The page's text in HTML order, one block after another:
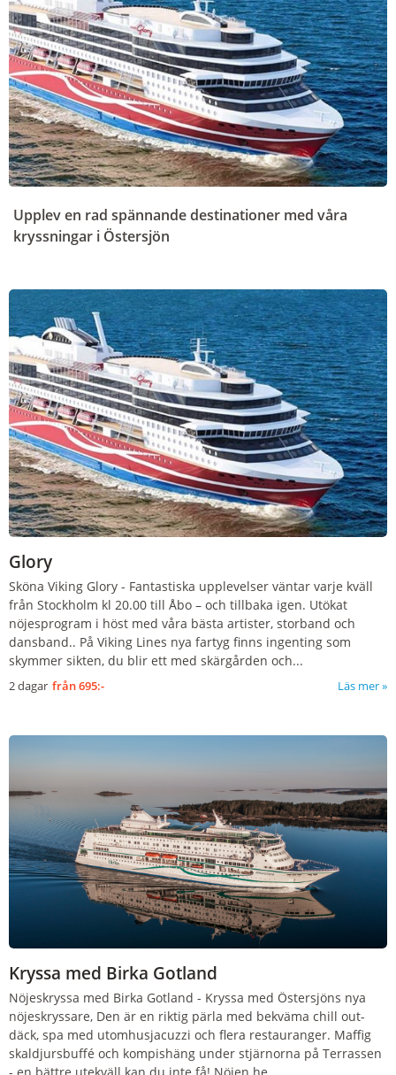
Upplev en rad spännande destinationer med våra
kryssningar i Östersjön
Glory
Sköna Viking Glory - Fantastiska upplevelser väntar varje kväll
från Stockholm kl 20.00 till Åbo – och tillbaka igen. Utökat
nöjesprogram i höst med våra bästa artister, storband och
dansband.. På Viking Lines nya fartyg finns ingenting som
skymmer sikten, du blir ett med skärgården och...
2 dagar från695:- Läs mer
Kryssa med Birka Gotland
Nöjeskryssa med Birka Gotland - Kryssa med Östersjöns nya
nöjeskryssare, Den är en riktig pärla med bekväma chill out-
däck, spa med utomhusjacuzzi och flera restauranger. Maffig
skaldjursbuffé och kompishäng under stjärnorna på Terrassen
- en bättre utekväll kan du inte få! Nöjen he